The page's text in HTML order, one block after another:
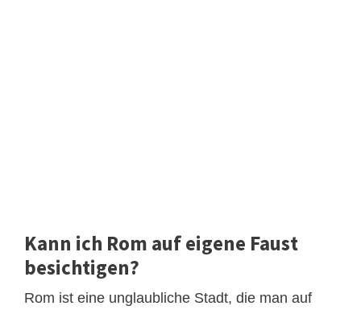
Kann ich Rom auf eigene Faust
besichtigen?
Rom ist eine unglaubliche Stadt, die man auf